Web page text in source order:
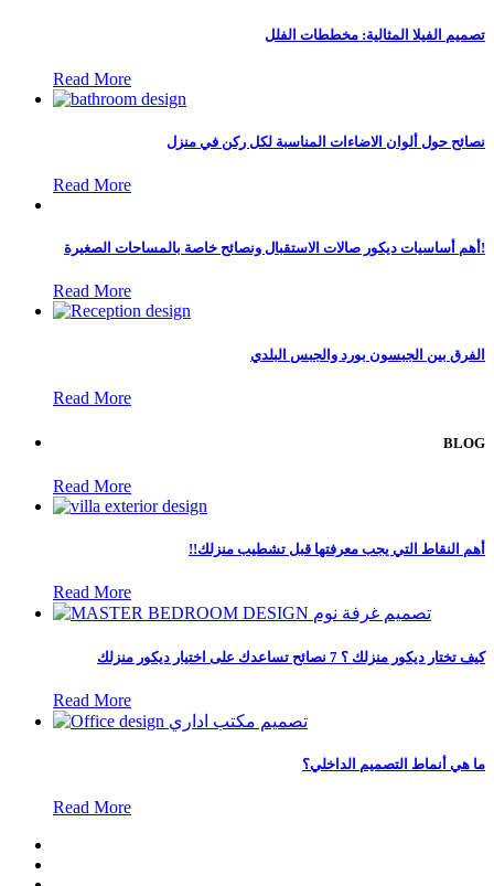
تصميم الفيلا المثالية: مخططات الفلل
Read More
نصائح حول ألوان الاضاءات المناسبة لكل ركن في منزل
Read More
أهم أساسيات ديكور صالات الاستقبال ونصائح خاصة بالمساحات الصغيرة!
Read More
الفرق بين الجبسون بورد والجبس البلدي
Read More
BLOG
Read More
!!أهم النقاط التي يجب معرفتها قبل تشطيب منزلك
Read More
كيف تختار ديكور منزلك ؟ 7 نصائح تساعدك على اختيار ديكور منزلك
Read More
ما هي أنماط التصميم الداخلي؟
Read More